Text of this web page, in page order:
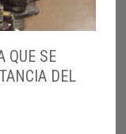
QUE SE
DEL